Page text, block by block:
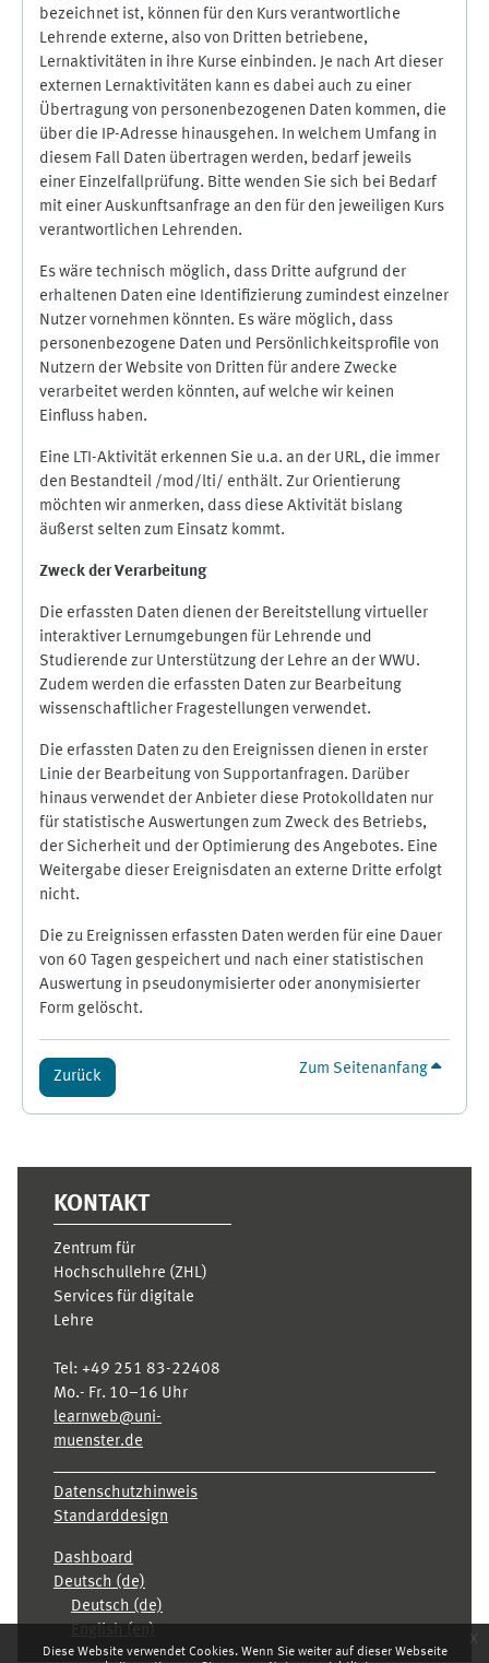
Diese Website verwendet Cookies. Wenn Sie weiter auf dieser Webseite
x
bezeichnet ist, können für den Kurs verantwortliche
Lehrende externe, also von Dritten betriebene,
Lernaktivitäten in ihre Kurse einbinden. Je nach Art dieser
externen Lernaktivitäten kann es dabei auch zu einer
Übertragung von personenbezogenen Daten kommen, die
über die IP-Adresse hinausgehen. In welchem Umfang in
diesem Fall Daten übertragen werden, bedarf jeweils
einer Einzelfallprüfung. Bitte wenden Sie sich bei Bedarf
mit einer Auskunftsanfrage an den für den jeweiligen Kurs
verantwortlichen Lehrenden.
Es wäre technisch möglich, dass Dritte aufgrund der
erhaltenen Daten eine Identifizierung zumindest einzelner
Nutzer vornehmen könnten. Es wäre möglich, dass
personenbezogene Daten und Persönlichkeitsprofile von
Nutzern der Website von Dritten für andere Zwecke
verarbeitet werden könnten, auf welche wir keinen
Einfluss haben.
Eine LTI-Aktivität erkennen Sie u.a. an der URL, die immer
den Bestandteil /mod/lti/ enthält. Zur Orientierung
möchten wir anmerken, dass diese Aktivität bislang
äußerst selten zum Einsatz kommt.
Zweck der Verarbeitung
Die erfassten Daten dienen der Bereitstellung virtueller
interaktiver Lernumgebungen für Lehrende und
Studierende zur Unterstützung der Lehre an der WWU.
Zudem werden die erfassten Daten zur Bearbeitung
wissenschaftlicher Fragestellungen verwendet.
Die erfassten Daten zu den Ereignissen dienen in erster
Linie der Bearbeitung von Supportanfragen. Darüber
hinaus verwendet der Anbieter diese Protokolldaten nur
für statistische Auswertungen zum Zweck des Betriebs,
der Sicherheit und der Optimierung des Angebotes. Eine
Weitergabe dieser Ereignisdaten an externe Dritte erfolgt
nicht.
Die zu Ereignissen erfassten Daten werden für eine Dauer
von 60 Tagen gespeichert und nach einer statistischen
Auswertung in pseudonymisierter oder anonymisierter
Form gelöscht.
Zurück Zum Seitenanfang
KONTAKT
Zentrum für
Hochschullehre (ZHL)
Services für digitale
Lehre
Tel: +49 251 83-22408
Mo.- Fr. 10–16 Uhr
learnweb@uni-
muenster.de
Datenschutzhinweis
Standarddesign
Dashboard
Deutsch ‎(de)‎
Deutsch ‎(de)‎